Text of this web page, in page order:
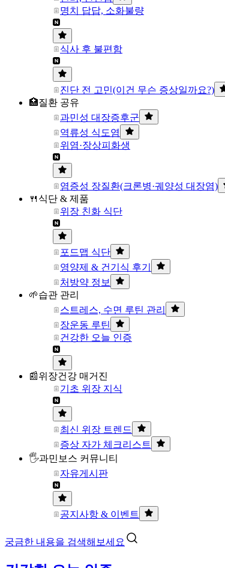
명치 답답, 소화불량
식사 후 불편함
진단 전 고민(이건 무슨 증상일까요?)
🏥질환 공유
과민성 대장증후군
역류성 식도염
위염·장상피화생
염증성 장질환(크론병·궤양성 대장염)
🍴식단 & 제품
위장 친화 식단
포드맵 식단
영양제 & 건기식 후기
처방약 정보
🌱습관 관리
스트레스, 수면 루틴 관리
장운동 루틴
건강한 오늘 인증
📰위장건강 매거진
기초 위장 지식
최신 위장 트렌드
증상 자가 체크리스트
🖐과민보스 커뮤니티
자유게시판
공지사항 & 이벤트
궁금한 내용을 검색해보세요